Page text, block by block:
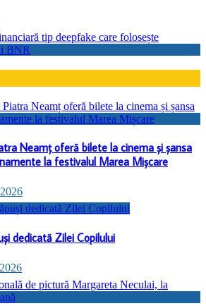
Neamț oferă bilete la cinema și șansa
la festivalul Marea Mișcare
dedicată Zilei Copilului